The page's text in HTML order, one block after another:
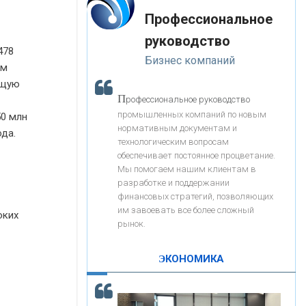
млн
«ЗАПСИБКОМБАНК»
«РОСЕВРОБАНК»
«ПРЕСС-СЛУЖБА ВТБ24»
«АВТОГРАДБАНК»
«ПРОМРЕГИОНБАНК»
ОНАС
КОНТАКТЫ
корость - один из главных трендов в
кредитовании бизнеса - «Интервью»
-- Лучшее, что можно сделать с хорошим советом, это
пропустить его мимо ушей. Он никогда не бывает
полезен никому, кроме того, кто его дал.
-- Люблю давать советы и очень не люблю, когда их
дают мне.
Профессиональное
руководство
Бизнес компаний
Профессиональное руководство
промышленных компаний по новым
нормативным документам и
технологическим вопросам
обеспечивает постоянное процветание.
Мы помогаем нашим клиентам в
разработке и поддержании
финансовых стратегий, позволяющих
им завоевать все более сложный
рынок.
ЭКОНОМИКА